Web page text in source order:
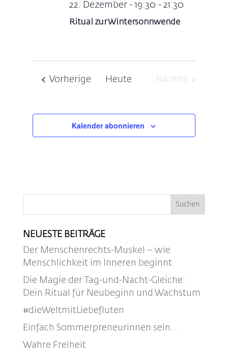
Ritual zur Wintersonnwende
22. Dezember - 19:30 -21:30
Vorherige Veranstaltungen
Heute
Nächste
Kalender abonnieren
NEUESTE BEITRÄGE
Der Menschenrechts-Muskel – wie
Menschlichkeit im Inneren beginnt
Die Magie der Tag-und-Nacht-Gleiche:
Dein Ritual für Neubeginn und Wachstum
#dieWeltmitLiebefluten
Einfach Sommerpreneurinnen sein…
Wahre Freiheit